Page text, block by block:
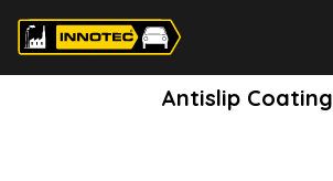
Antislip Coating